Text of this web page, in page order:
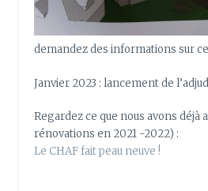
demandez des informations sur
Janvier 2023 : lancement de
Regardez ce que nous avons déjà
rénovations en 2021 -2022) :
Le CHAF fait peau neuve !